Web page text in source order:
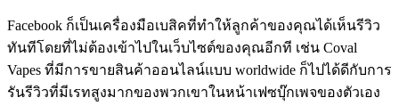
Facebook ก็เป็นเครื่องมือเบสิคที่ทำให้ลูกค้าของคุณได้เห็นรีวิว
ทันทีโดยที่ไม่ต้องเข้าไปในเว็บไซต์ของคุณอีกที เช่น Coval
Vapes ที่มีการขายสินค้าออนไลน์แบบ worldwide ก็ไปได้ดีกับการ
รันรีวิวที่มีเรทสูงมากของพวกเขาในหน้าเฟซบุ๊กเพจของตัวเอง